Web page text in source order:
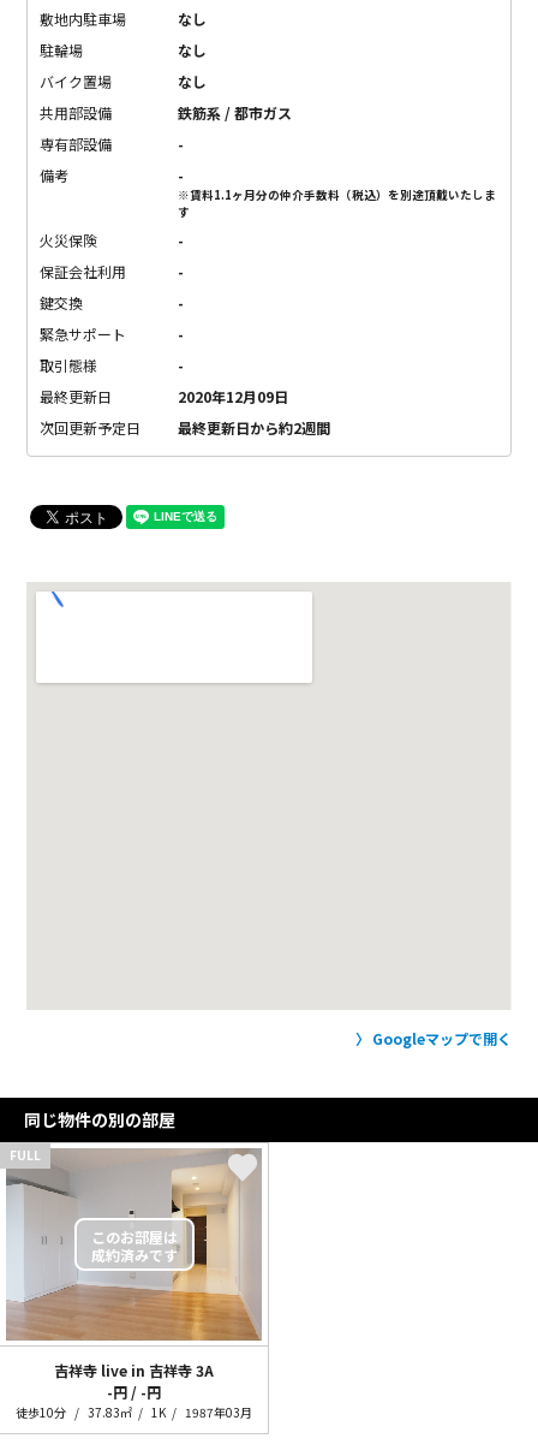
敷地内駐車場
なし
駐輪場
なし
バイク置場
なし
共用部設備
鉄筋系 / 都市ガス
専有部設備
-
備考
-
※賃料1.1ヶ月分の仲介手数料（税込）を別途頂戴いたしま
す
火災保険
-
保証会社利用
-
鍵交換
-
緊急サポート
-
取引態様
-
最終更新日
2020年12月09日
次回更新予定日
最終更新日から約2週間
Googleマップで開く
同じ物件の別の部屋
FULL
吉祥寺 live in 吉祥寺3A
-円 / -円
徒歩10分 37.83㎡ 1K 1987年03月